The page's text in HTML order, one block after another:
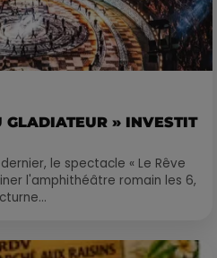
GLADIATEUR » INVESTIT
le spectacle « Le Rêve
l'amphithéâtre romain les 6,